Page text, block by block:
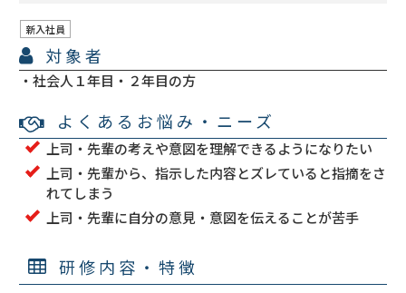
対象者
新入社員
社会人１年目・２年目の方
よくあるお悩み・ニーズ
上司・先輩の考えや意図を理解できるようになりたい
上司・先輩から、指示した内容とズレていると指摘をさ
れてしまう
上司・先輩に自分の意見・意図を伝えることが苦手
研修内容・特徴